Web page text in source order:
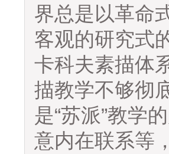
界总是以革命
客观的研究式
卡科夫素描体
描教学不够彻
是“苏派”教学
意内在联系等